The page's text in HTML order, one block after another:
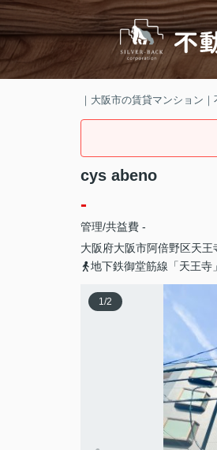
｜大阪市の賃貸マンション
cys abeno
-
管理/共益費 -
大阪府大阪市阿倍野区天王
地下鉄御堂筋線「天王寺
1/2